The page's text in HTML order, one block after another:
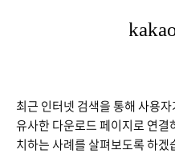
최근 인터넷 검색을 통해 사용
유사한 다운로드 페이지로 연결
치하는 사례를 살펴보도록 하겠